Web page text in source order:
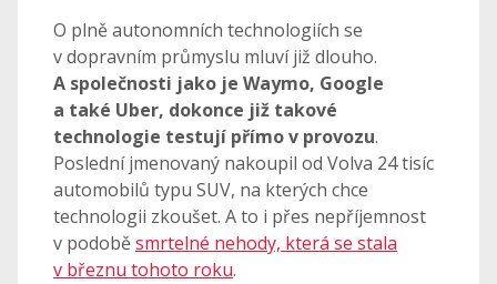
O plně autonomních technologiích se
v dopravním průmyslu mluví již dlouho.
A společnosti jako je Waymo, Google
a také Uber, dokonce již takové
technologie testují přímo v provozu.
Poslední jmenovaný nakoupil od Volva 24 tisíc
automobilů typu SUV, na kterých chce
technologii zkoušet. A to i přes nepříjemnost
v podoběsmrtelné nehody, která se stala
v březnu tohoto roku.